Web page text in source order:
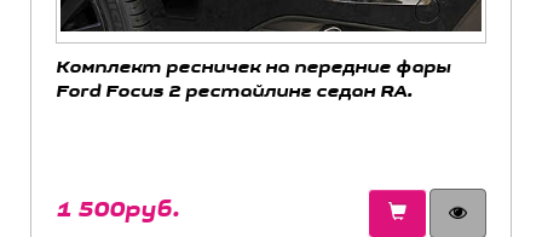
Комплект ресничек на передние фары
Ford Focus 2 рестайлинг седан RA.
1 500руб.